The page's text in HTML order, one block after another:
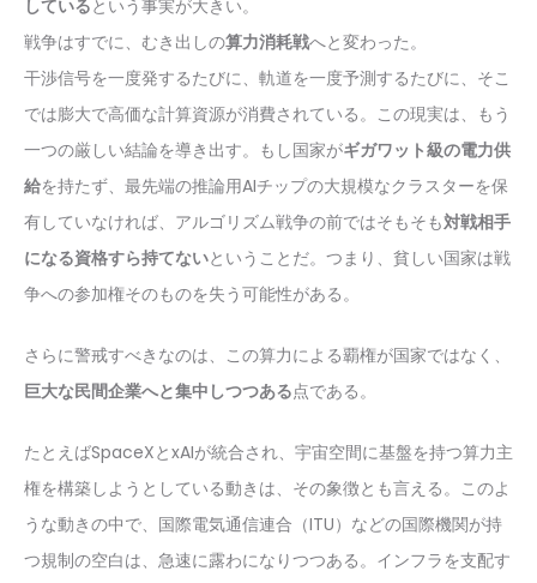
しているという事実が大きい。
戦争はすでに、むき出しの算力消耗戦へと変わった。
干渉信号を一度発するたびに、軌道を一度予測するたびに、そこ
では膨大で高価な計算資源が消費されている。この現実は、もう
一つの厳しい結論を導き出す。もし国家がギガワット級の電力供
給を持たず、最先端の推論用AIチップの大規模なクラスターを保
有していなければ、アルゴリズム戦争の前ではそもそも対戦相手
になる資格すら持てないということだ。つまり、貧しい国家は戦
争への参加権そのものを失う可能性がある。
さらに警戒すべきなのは、この算力による覇権が国家ではなく、
巨大な民間企業へと集中しつつある点である。
たとえばSpaceXとxAIが統合され、宇宙空間に基盤を持つ算力主
権を構築しようとしている動きは、その象徴とも言える。このよ
うな動きの中で、国際電気通信連合（ITU）などの国際機関が持
つ規制の空白は、急速に露わになりつつある。インフラを支配す